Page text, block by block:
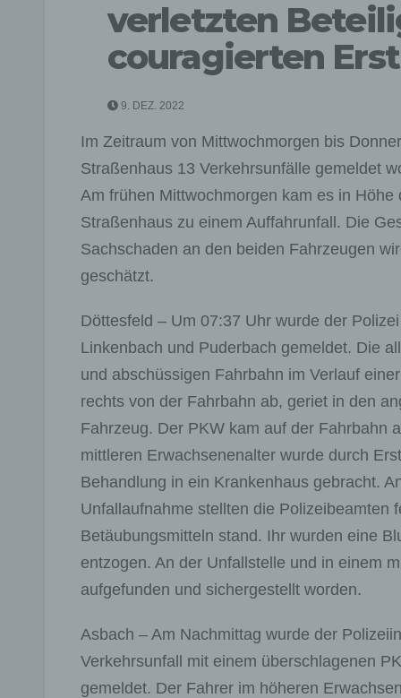
verletzten
couragierten
9. DEZ. 2022
Im Zeitraum von Mittwochmorgen bis
Straßenhaus 13 Verkehrsunfälle gemeldet
Am frühen Mittwochmorgen kam es in
Straßenhaus zu einem Auffahrunfall. Die
Sachschaden an den beiden Fahrzeugen
geschätzt.
Döttesfeld – Um 07:37 Uhr wurde der
Linkenbach und Puderbach gemeldet. Die
und abschüssigen Fahrbahn im Verlauf
rechts von der Fahrbahn ab, geriet in den
Fahrzeug. Der PKW kam auf der Fahrbahn
mittleren Erwachsenenalter wurde durch
Behandlung in ein Krankenhaus gebracht.
Unfallaufnahme stellten die Polizeibeamten
Betäubungsmitteln stand. Ihr wurden eine
entzogen. An der Unfallstelle und in einem
aufgefunden und sichergestellt worden.
Asbach – Am Nachmittag wurde der
Verkehrsunfall mit einem überschlagenen
gemeldet. Der Fahrer im höheren